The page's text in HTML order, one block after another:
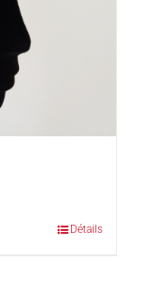
Détails